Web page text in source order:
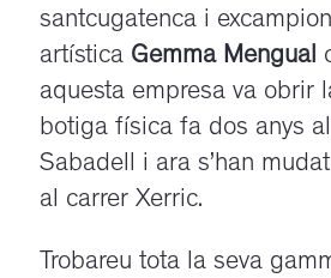
santcugatenca i
artística Gemma Mengual
aquesta empresa va obrir
botiga física fa dos anys
Sabadell i ara s’han
al carrer Xerric.
Trobareu tota la seva